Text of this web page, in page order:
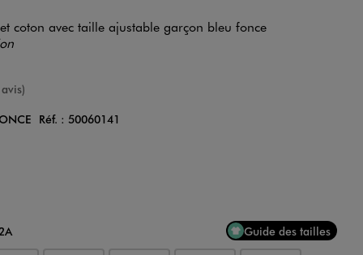
coton avec taille ajustable garçon bleu fonce
Réf. : 50060141
Guide des tailles